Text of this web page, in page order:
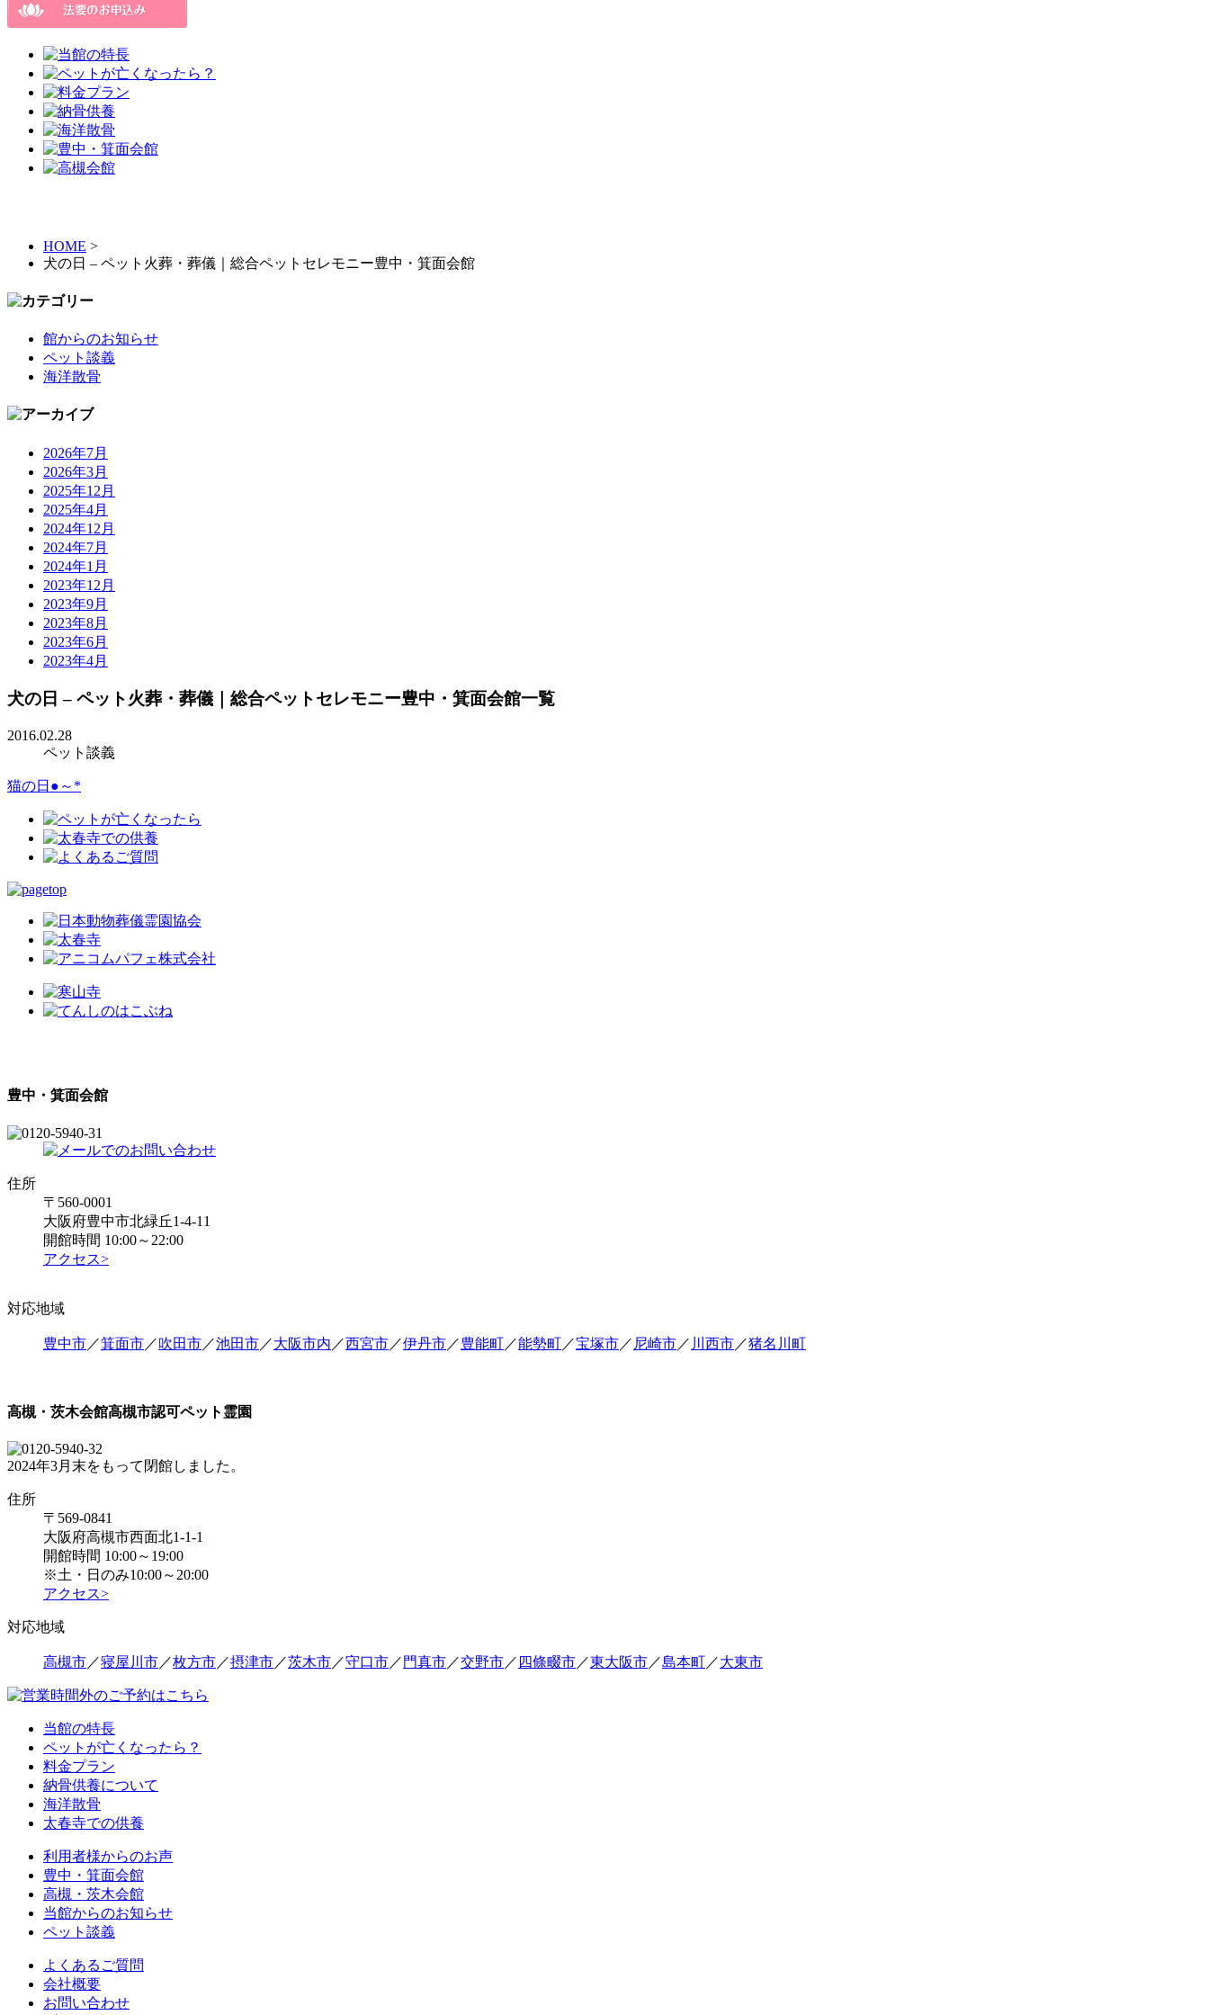
HOME >
犬の日 – ペット火葬・葬儀｜総合ペットセレモニー豊中・箕面会館
館からのお知らせ
ペット談義
海洋散骨
2026年7月
2026年3月
2025年12月
2025年4月
2024年12月
2024年7月
2024年1月
2023年12月
2023年9月
2023年8月
2023年6月
2023年4月
犬の日 – ペット火葬・葬儀｜総合ペットセレモニー豊中・箕面会館一覧
2016.02.28
ペット談義
猫の日●～*
豊中・箕面会館
住所
〒560-0001
大阪府豊中市北緑丘1-4-11
開館時間 10:00～22:00
アクセス>
対応地域
豊中市／箕面市／吹田市／池田市／大阪市内 ／西宮市／伊丹市／豊能町／能勢町／宝塚市／ 尼崎市／ 川西市／猪名川町
高槻・茨木会館高槻市認可ペット霊園
2024年3月末をもって閉館しました。
住所
〒569-0841
大阪府高槻市西面北1-1-1
開館時間 10:00～19:00
※土・日のみ10:00～20:00
アクセス>
対応地域
高槻市／寝屋川市／枚方市／摂津市／茨木市／守口市／ 門真市／交野市／ 四條畷市／東大阪市／島本町／大東市
当館の特長
ペットが亡くなったら？
料金プラン
納骨供養について
海洋散骨
太春寺での供養
利用者様からのお声
豊中・箕面会館
高槻・茨木会館
当館からのお知らせ
ペット談義
よくあるご質問
会社概要
お問い合わせ